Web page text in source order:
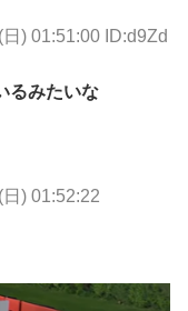
) 01:51:00 ID:d9Zd
るみたいな
) 01:52:22